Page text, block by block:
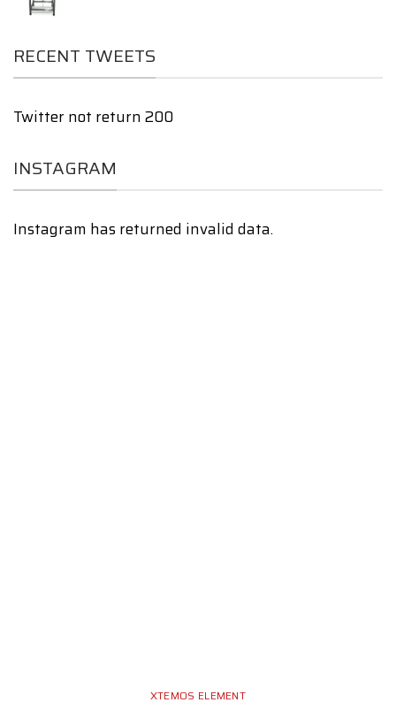
RECENT TWEETS
Twitter not return 200
INSTAGRAM
Instagram has returned invalid data.
XTEMOS ELEMENT